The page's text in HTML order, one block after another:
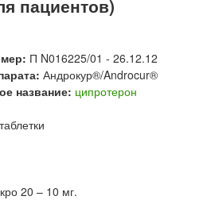
пациентов)
П N016225/01 - 26.12.12
Андрокур®/Androcur®
название: ципротерон
таблетки
20 – 10 мг.